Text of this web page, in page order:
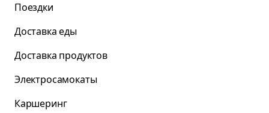
Поездки
Доставка еды
Доставка продуктов
Электросамокаты
Каршеринг